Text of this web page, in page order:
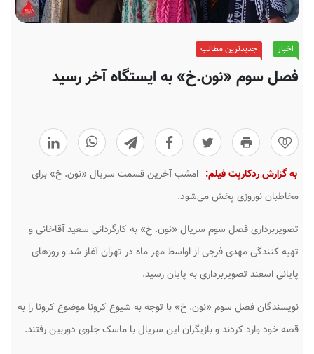
اخبار جدیدترین مطالب
فصل سوم «نون.خ» به ایستگاه آخر رسید
0
به گزارش ردکارپت فیلم: امشب آخرین قسمت سریال «نون. خ» برای
مخاطبان نوروزی پخش می‌شود.
تصویربرداری فصل سوم سریال «نون. خ» به کارگردانی سعید آقاخانی و
تهیه کنندگی مهدی فرجی از اواسط مهر ماه در تهران آغاز شد و روزهای
پایانی اسفند تصویربرداری به پایان رسید.
نویسندگان فصل سوم «نون. خ» با توجه به شیوع کرونا موضوع کرونا را به
قصه خود وارد کردند و بازیگران این سریال با ماسک جلوی دوربین رفتند.